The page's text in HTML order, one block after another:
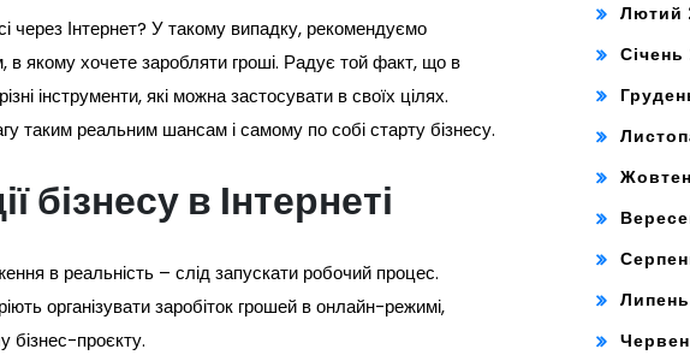
через Інтернет? У такому випадку, рекомендуємо
в якому хочете заробляти гроші. Радує той факт, що в
інструменти, які можна застосувати в своїх цілях.
таким реальним шансам і самому по собі старту бізнесу.
бізнесу в Інтернеті
в реальність – слід запускати робочий процес.
організувати заробіток грошей в онлайн-режимі,
бізнес-проєкту.
Лютий